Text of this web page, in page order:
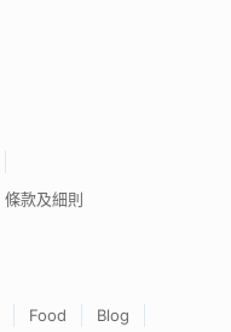
條款及細則
Food Blog